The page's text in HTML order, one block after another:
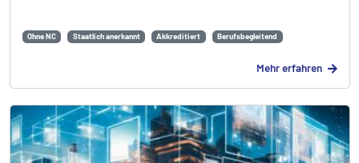
Ohne NC Staatlich anerkannt Akkreditiert Berufsbegleitend
Mehr erfahren